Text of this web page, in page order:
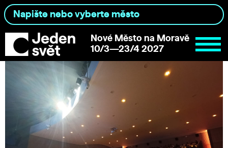
Nové Město na Moravě
10/3—23/4 2027